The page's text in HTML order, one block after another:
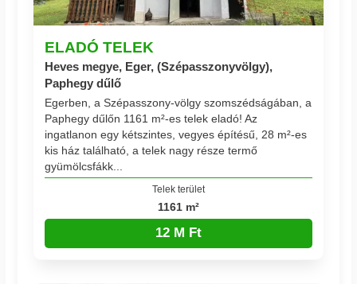
ELADÓ TELEK
Heves megye, Eger, (Szépasszonyvölgy),
Paphegy dűlő
Egerben, a Szépasszony-völgy szomszédságában, a
Paphegy dűlőn 1161 m²-es telek eladó! Az
ingatlanon egy kétszintes, vegyes építésű, 28 m²-es
kis ház található, a telek nagy része termő
gyümölcsfákk...
Telek terület
1161 m²
12 M Ft